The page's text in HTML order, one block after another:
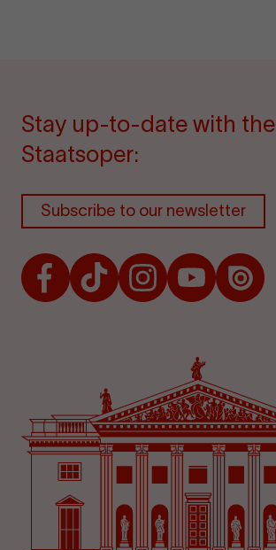
Stay up-to-date with the
Staatsoper:
Subscribe to our newsletter
FacebookTikTokInstagramYoutubeIssuu